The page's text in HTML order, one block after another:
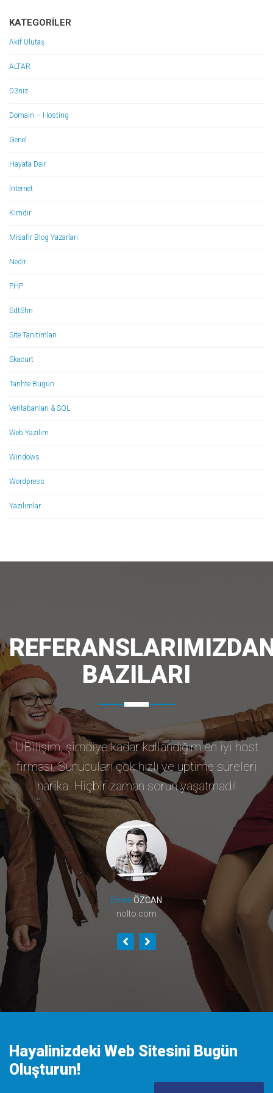
KATEGORILER
Akif Ulutaş
ALTAR
D3niz
Domain – Hosting
Genel
Hayata Dair
İnternet
Kimdir
Misafir Blog Yazarları
Nedir
PHP
SdtShn
Site Tanıtımları
Skacurt
Tarihte Bugün
Veritabanları & SQL
Web Yazılım
Windows
Wordpress
Yazılımlar
BAZILARI
UBilişim, şimdiye kadar kullandığım en iyi host
firması. Sunucuları çok hızlı ve uptime süreleri
harika. Hiçbir zaman sorun yaşatmadı!
Emre ÖZCAN
nolto.com
Hayalinizdeki Web Sitesini Bugün
Oluşturun!